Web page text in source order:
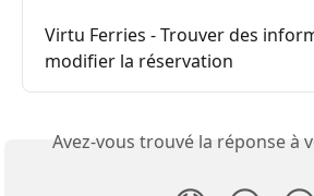
Virtu Ferries - Trouver des
modifier la réservation
Avez-vous trouvé la réponse à